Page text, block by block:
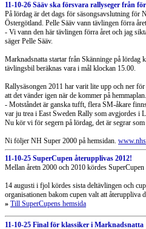
11-10-26 Sääv ska försvara rallyseger från
På lördag är det dags för säsongsavslutning
Östergötland. Pelle Sääv vann tävlingen förra
- Vi vann den här tävlingen förra året och jag
säger Pelle Sääv.
Marknadsnatta startar från Skänninge på lördag
tävlingsbil beräknas vara i mål klockan 15.00.
Rallysäsongen 2011 har varit lite upp och ner
att det vänder igen när de kommer på hemmaplan.
- Motståndet är ganska tufft, flera SM-åkare
var ju trea i East Sweden Rally som avgjordes i
Nu kör vi för segern på lördag, det är segrar som
Ni följer NH Super 2000 på hemsidan.
11-10-25 SuperCupen återupplivas 2012!
Mellan åretn 2000 och 2010 kördes
14 augusti i fjol kördes sista deltävlingen och
organisationen bakom cupen valt att återuppliva
» Till SuperCupens hemsida
11-10-25 Final för klassiker i Marknadsnatta